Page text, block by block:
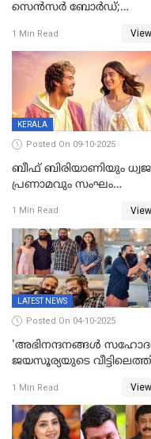
സെന്‍സര്‍ ബോര്‍ഡ്;
തിരുത്തല്‍
1 Min Read View
KERALA
Posted On 09-10-2025
ബീഫ് ബിരിയാണിയും ധ്വജ
പ്രണാമവും സംഘം
നിഗത്തിന്റെ ഹാൽ
സിനിമയ്ക്ക്
സെൻസർബോർഡിന്റെ
കടുംവെട്ട്
1 Min Read View
LATEST NEWS
Posted On 04-10-2025
'അഭിനന്ദനങ്ങൾ
ജയസൂര്യയുടെ
ആഘോഷം'
1 Min Read View